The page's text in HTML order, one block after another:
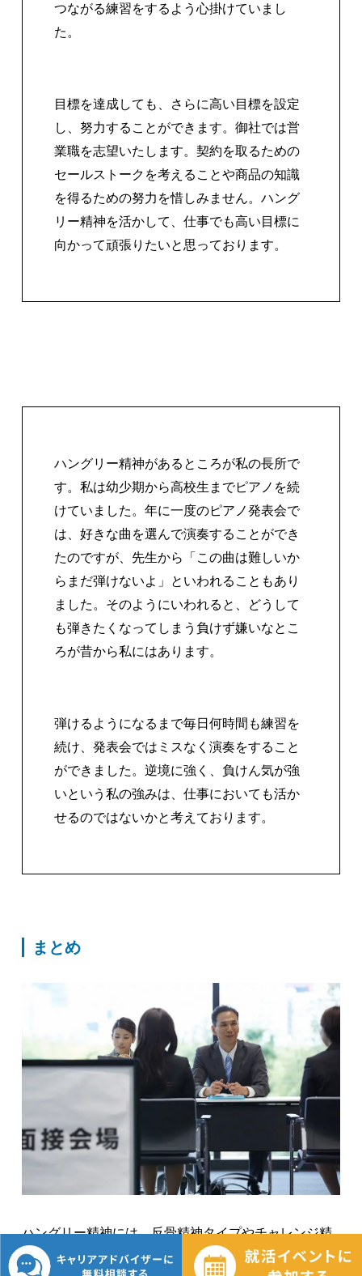
つながる練習をするよう心掛けていまし
た。
目標を達成しても、さらに高い目標を設定
し、努力することができます。御社では営
業職を志望いたします。契約を取るための
セールストークを考えることや商品の知識
を得るための努力を惜しみません。ハング
リー精神を活かして、仕事でも高い目標に
向かって頑張りたいと思っております。
ハングリー精神があるところが私の長所で
す。私は幼少期から高校生までピアノを続
けていました。年に一度のピアノ発表会で
は、好きな曲を選んで演奏することができ
たのですが、先生から「この曲は難しいか
らまだ弾けないよ」といわれることもあり
ました。そのようにいわれると、どうして
も弾きたくなってしまう負けず嫌いなとこ
ろが昔から私にはあります。
弾けるようになるまで毎日何時間も練習を
続け、発表会ではミスなく演奏をすること
ができました。逆境に強く、負けん気が強
いという私の強みは、仕事においても活か
せるのではないかと考えております。
まとめ
ハングリー精神には、反骨精神タイプやチャレンジ精
神タイプ、貪欲タイプ、探求心タイプ、好奇心タイプ